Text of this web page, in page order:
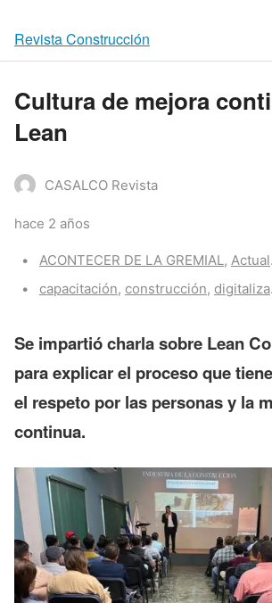
Revista Construcción
Cultura de mejora
Lean
CASALCO Revista
hace 2 años
Categories:
ACONTECER DE LA GREMIAL, Actualidad CASALCO
Tags:
capacitación, construcción, digitalización
Se impartió charla sobre Lean
para explicar el proceso que
el respeto por las personas y la
continua.